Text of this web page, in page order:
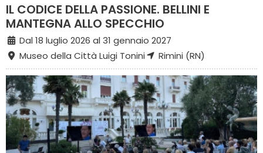
IL CODICE DELLA PASSIONE. BELLINI E
MANTEGNA ALLO SPECCHIO
Dal 18 luglio 2026 al 31 gennaio 2027
Museo della Città Luigi Tonini
Rimini (RN)